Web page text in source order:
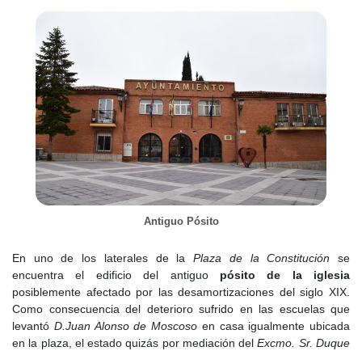
Durante este siglo la actividad agrícola de Algete, se vio
beneficiada por los vinos producidos en este pueblo que les llevó
a tener una relevancia especial en Madrid, a cuyas tabernas los
vecino de Algete estaban obligados a abastecer hasta 1629, en
virtud de su pertenencia a la jurisdicción de losAlcaldes de Casa
y Corte
(Oficiales encargados de la Administración de Justicia,
con jurisdicción, en los lugares en los que se encuentra la corte
itinerante del rey en un determinado momento.
Ya en elsiglo XVIIIla economía de Algete sigue girando en torno
a las actividades agrícolas y ganaderas, cultivado en secano
trigo, cebada y un poco de centeno, destinándose algo del
norias para hortalizas, aunque igualmente importante es la
explotación de la ganadería por tener numerosos terrenos de
pastos de apacentaban caballos, mulas, bueyes, vacas novillos y
sobre todo cabras, cuyas 2.500 cabezas se las repartían cinco
vecinos.
Antiguo Pósito
En uno de los laterales de laPlaza de la Constitución se
encuentra el edificio del antiguo pósito de la iglesia
posiblemente afectado por las desamortizaciones del siglo XIX.
Como consecuencia del deterioro sufrido en las escuelas que
levantó D.Juan Alonso de Moscoso en casa igualmente ubicada
en la plaza, el estado quizás por mediación delExcmo. Sr. Duque